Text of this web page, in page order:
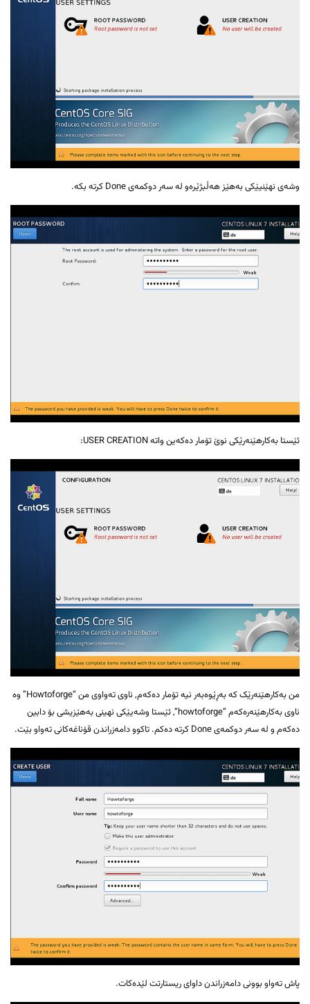
وشەی نهێنیێکی بەهێز هەڵبژێرەو لە سەر دوکمەی Done کرتە بکە.
ئێستا بەکارهێنەرێکی نوێ تۆمار دەکەین واتە USER CREATION:
من بەکارهێنەرێک کە بەڕێوەبەر نیە تۆمار دەکەم, ناوی تەواوی من “Howtoforge” وە
ناوی بەکارهێنەرەکەم “howtoforge”, ئێستا وشەیێکی نهینی بەهێزیشی بۆ دابین
دەکەم و لە سەر دوکمەی Done کرتە دەکم. تاکوو دامەزراندن قۆناغەکانی تەواو بێت.
پاش تەواو بوونی دامەزراندن داوای ریستارتت لێدەکات.